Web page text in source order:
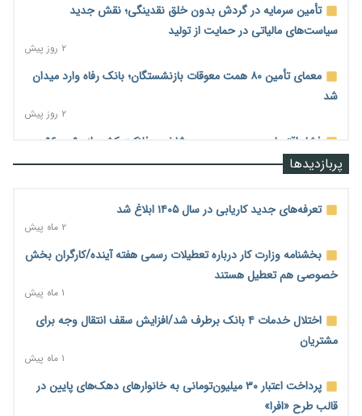
تأمین سرمایه در گردش بدون خلق نقدینگی؛ نقش جدید
سیاست‌های مالیاتی در حمایت از تولید
۲ روز پیش
معمای تأمین ۸۰ همت معوقات بازنشستگان؛ بانک رفاه وارد میدان
شد
۲ روز پیش
فشار اقتصادی در مسیر صعود؛ شاخص فلاکت کشور از ۹۰ به ۹۶
درصد رسید
رشد ۷۵ هزار میلیاردی بازار خرید اعتباری؛ فین‌تک‌ها وارد میدان
احتمال اختلال ۲۴ ساعته در سامانه‌های تأمین اجتماعی
۲ روز پیش
آغاز اجرای پایلوت «ردا کارت» برای دانشجویان تحصیلات تکمیلی
محدودیت تازه برای شبکه بانکی؛ افزایش سپرده قانونی با هدف
کنترل تورم
پربازدیدها
تعرفه‌های جدید کاریابی در سال ۱۴۰۵ ابلاغ شد
۲ ماه پیش
بخشنامه وزارت کار درباره تعطیلات رسمی هفته آینده/کارگران بخش
خصوصی هم تعطیل هستند
۱ ماه پیش
اختلال خدمات ۴ بانک برطرف شد/افزایش سقف انتقال وجه برای
مشتریان
۱ ماه پیش
پرداخت اعتبار ۳۰ میلیون‌تومانی به خانوارهای دهک‌های پایین در
قالب طرح «افرا»